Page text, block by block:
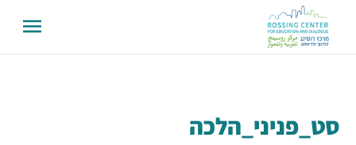
סט_פניני_הלכה